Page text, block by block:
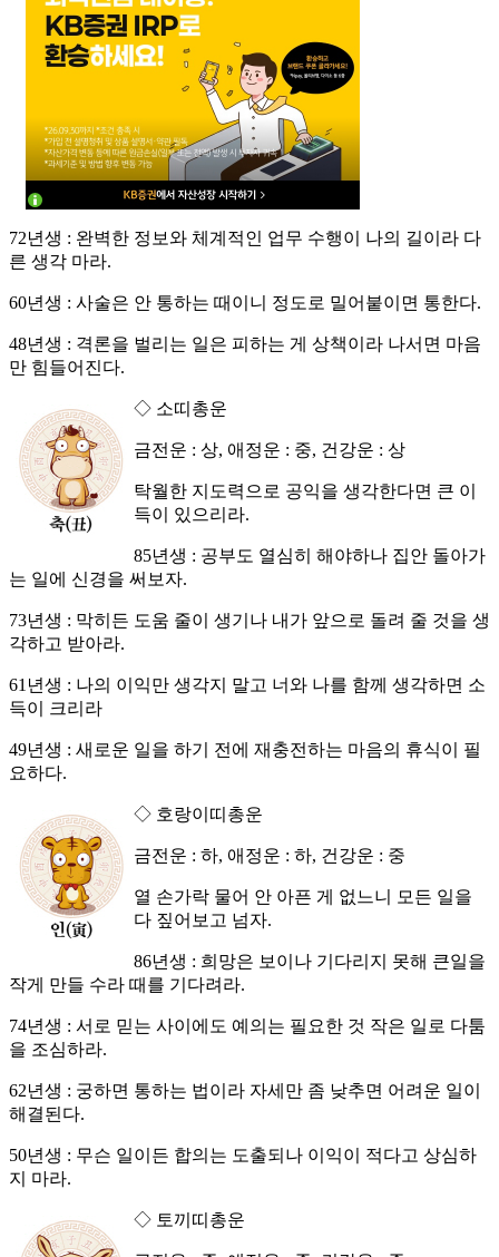
72년생 : 완벽한 정보와 체계적인 업무 수행이 나의 길이라 다
른 생각 마라.
60년생 : 사술은 안 통하는 때이니 정도로 밀어붙이면 통한다.
48년생 : 격론을 벌리는 일은 피하는 게 상책이라 나서면 마음
만 힘들어진다.
◇ 소띠총운
금전운 : 상, 애정운 : 중, 건강운 : 상
탁월한 지도력으로 공익을 생각한다면 큰 이
득이 있으리라.
85년생 : 공부도 열심히 해야하나 집안 돌아가
는 일에 신경을 써보자.
73년생 : 막히든 도움 줄이 생기나 내가 앞으로 돌려 줄 것을 생
각하고 받아라.
61년생 : 나의 이익만 생각지 말고 너와 나를 함께 생각하면 소
득이 크리라
49년생 : 새로운 일을 하기 전에 재충전하는 마음의 휴식이 필
요하다.
◇ 호랑이띠총운
금전운 : 하, 애정운 : 하, 건강운 : 중
열 손가락 물어 안 아픈 게 없느니 모든 일을
다 짚어보고 넘자.
86년생 : 희망은 보이나 기다리지 못해 큰일을
작게 만들 수라 때를 기다려라.
74년생 : 서로 믿는 사이에도 예의는 필요한 것 작은 일로 다툼
을 조심하라.
62년생 : 궁하면 통하는 법이라 자세만 좀 낮추면 어려운 일이
해결된다.
50년생 : 무슨 일이든 합의는 도출되나 이익이 적다고 상심하
지 마라.
◇ 토끼띠총운